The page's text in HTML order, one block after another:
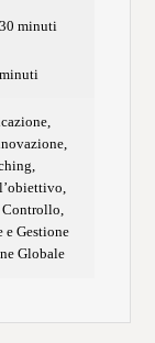
minuti
Controllo,
e Gestione
Globale